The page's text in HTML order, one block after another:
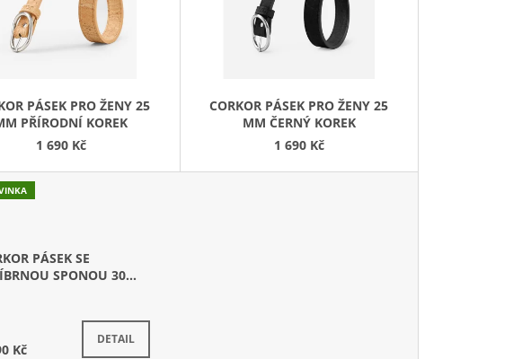
D
U
T
PÁSEK PRO ŽENY 25
PŘÍRODNÍ KOREK
1 690 Kč
CORKOR PÁSEK PRO ŽENY 25
MM ČERNÝ KOREK
1 690 Kč
PÁSEK SE
SPONOU 30
Kč
DETAIL